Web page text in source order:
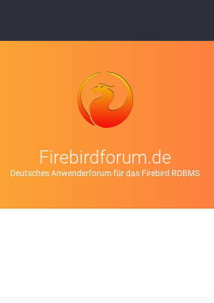
Firebirdforum.de
Deutsches Anwenderforum für das Firebird RDBMS